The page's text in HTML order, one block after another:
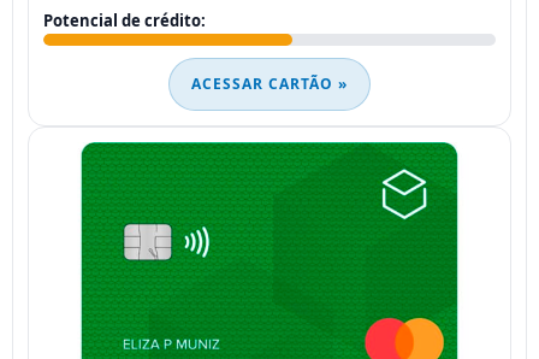
Potencial de crédito:
ACESSAR CARTÃO »